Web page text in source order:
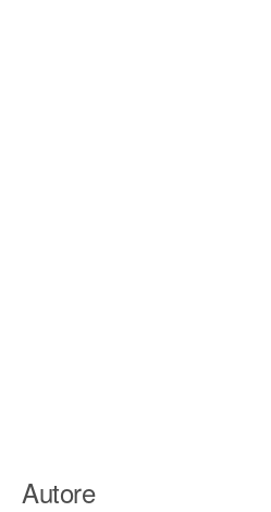
Autore